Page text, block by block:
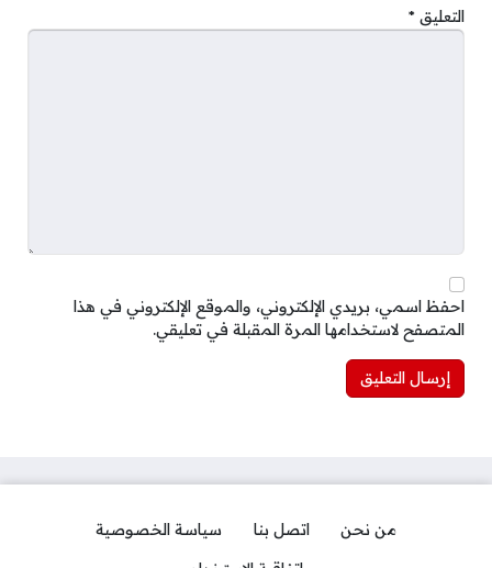
التعليق *
احفظ اسمي، بريدي الإلكتروني، والموقع الإلكتروني في هذا
المتصفح لاستخدامها المرة المقبلة في تعليقي.
من نحن اتصل بنا
سياسة الخصوصية